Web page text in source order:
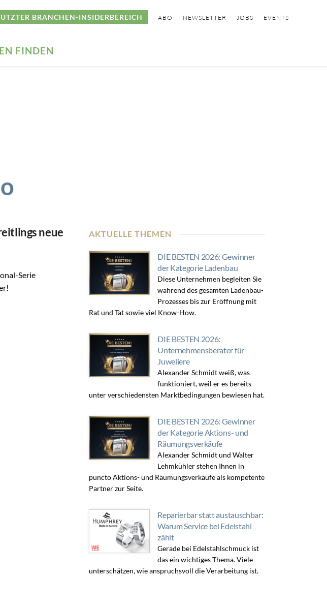
BRANCHEN-INSIDERBEREICH ABO NEWSLETTER JOBS EVENTS
FINDEN
neue
Serie
AKTUELLE THEMEN
DIE BESTEN 2026: Gewinner
der Kategorie Ladenbau
Diese Unternehmen begleiten Sie
während des gesamten Ladenbau-
Prozesses bis zur Eröffnung mit
Rat und Tat sowie viel Know-How.
DIE BESTEN 2026:
Unternehmensberater für
Juweliere
Alexander Schmidt weiß, was
funktioniert, weil er es bereits
unter verschiedensten Marktbedingungen bewiesen hat.
DIE BESTEN 2026: Gewinner
der Kategorie Aktions- und
Räumungsverkäufe
Alexander Schmidt und Walter
Lehmkühler stehen Ihnen in
puncto Aktions- und Räumungsverkäufe als kompetente
Partner zur Seite.
Reparierbar statt austauschbar:
Warum Service bei Edelstahl
zählt
Gerade bei Edelstahlschmuck ist
das ein wichtiges Thema. Viele
unterschätzen, wie anspruchsvoll die Verarbeitung ist.